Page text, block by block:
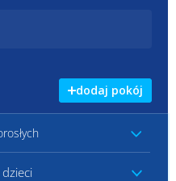
dodaj pokój